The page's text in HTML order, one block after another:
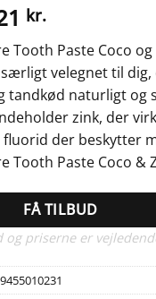
kr..
kr.Den
aktuelle
pris
er:
41,21 kr..
Tooth Paste Coco og
velegnet til
tandkød naturligt og
zink, der
der beskytter
Tooth Paste Coco &
FÅ TILBUD
priserne er